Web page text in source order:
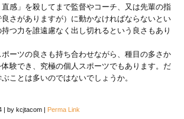
直感」を殺してまで監督やコーチ、又は先輩の指
さがありますが）に動かなければならないとい
つ力を誰遠慮なく出し切れるという良さもあり
ーツの良さも持ち合わせながら、種目の多さか
験でき、究極の個人スポーツでもあります。 だ
ことは多いのではないでしょうか。
| by kcjtacom | Perma Link